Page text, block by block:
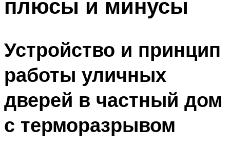
плюсы и минусы
Устройство и принцип
работы уличных
дверей в частный дом
с терморазрывом